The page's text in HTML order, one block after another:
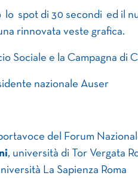
spot di 30 secondi ed il
rinnovata veste grafica.
Sociale e la Campagna di
nazionale Auser
del Forum
, università di Tor Vergata
La Sapienza Roma